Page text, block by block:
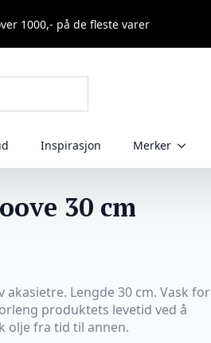
1000,- på de fleste varer
Inspirasjon Merker
30 cm
Lengde 30 cm. Vask for
produktets levetid ved å
olje fra tid til annen.